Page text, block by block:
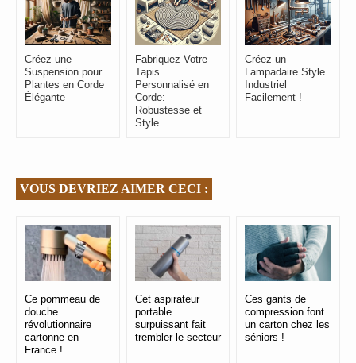
Créez une
Suspension pour
Plantes en Corde
Élégante
Fabriquez Votre
Tapis
Personnalisé en
Corde:
Robustesse et
Style
Créez un
Lampadaire Style
Industriel
Facilement !
VOUS DEVRIEZ AIMER CECI :
Ce pommeau de
douche
révolutionnaire
cartonne en
France !
Cet aspirateur
portable
surpuissant fait
trembler le secteur
Ces gants de
compression font
un carton chez les
séniors !